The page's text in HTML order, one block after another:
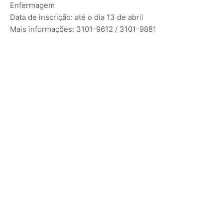
Enfermagem
Data de inscrição: até o dia 13 de abril
Mais informações: 3101-9612 / 3101-9881